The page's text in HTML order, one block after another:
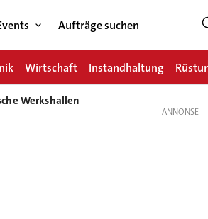
Aufträge suchen
Wirtschaft Instandhaltung
Werkshallen